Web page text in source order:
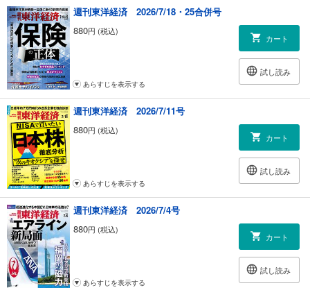
連載
｜経済を見る眼｜
｜編集部から｜
｜NEWS＆TOPICS最前線｜01 ＮＴＴで異例の副社長人事 「通信中心」
脱却で反撃へ 02 ベアリング2強が経営統合 それぞれの“弱み”の深刻度 03
包装資材が相次ぐ値上げ 高まるスーパーの再編機運
｜トップに直撃｜
｜フォーカス政治｜
｜マネー潮流｜
｜中国動態｜
｜財新｜
｜少数異見｜｜ヤバい会社烈伝｜
｜知の技法出世の作法｜
｜話題の本｜
｜名著は知っている｜
｜ビジネスと人生は絶望に満ちている｜
｜西野智彦の金融秘録｜
｜21世紀の証言｜
｜次号予告｜
週刊東洋経済 2026/7/18・25合併号
880円 (税込)
カート
試し読み
あらすじを表示する
週刊東洋経済 2026/7/11号
880円 (税込)
カート
試し読み
あらすじを表示する
週刊東洋経済 2026/7/4号
880円 (税込)
カート
試し読み
あらすじを表示する